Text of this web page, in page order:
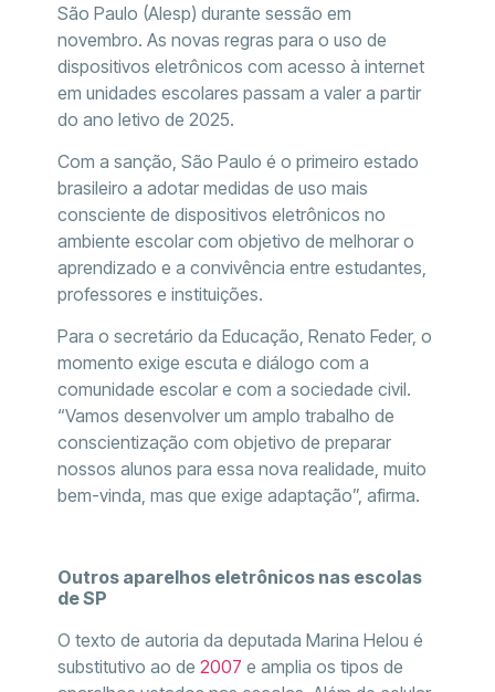
São Paulo (Alesp) durante sessão em
novembro. As novas regras para o uso de
dispositivos eletrônicos com acesso à internet
em unidades escolares passam a valer a partir
do ano letivo de 2025.
Com a sanção, São Paulo é o primeiro estado
brasileiro a adotar medidas de uso mais
consciente de dispositivos eletrônicos no
ambiente escolar com objetivo de melhorar o
aprendizado e a convivência entre estudantes,
professores e instituições.
Para o secretário da Educação, Renato Feder, o
momento exige escuta e diálogo com a
comunidade escolar e com a sociedade civil.
“Vamos desenvolver um amplo trabalho de
conscientização com objetivo de preparar
nossos alunos para essa nova realidade, muito
bem-vinda, mas que exige adaptação”, afirma.
Outros aparelhos eletrônicos nas escolas
de SP
O texto de autoria da deputada Marina Helou é
substitutivo ao de 2007 e amplia os tipos de